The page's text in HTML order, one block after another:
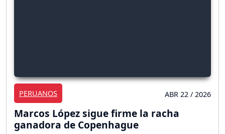
PERUANOS ABR 22 / 2026
Marcos López sigue firme la racha
ganadora de Copenhague